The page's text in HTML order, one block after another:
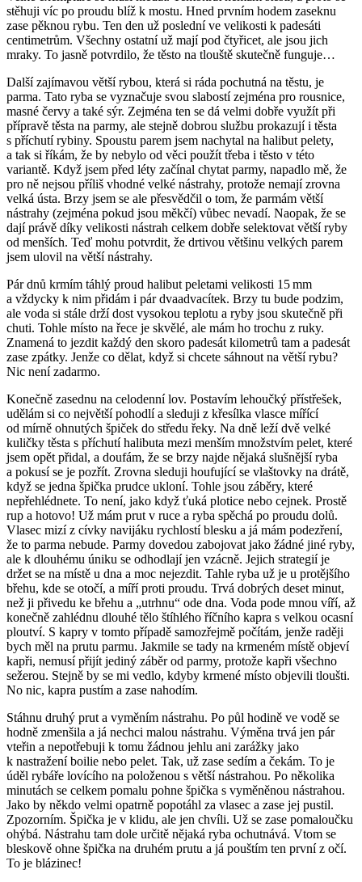
stěhuji víc po proudu blíž k mostu. Hned prvním hodem zaseknu
zase pěknou rybu. Ten den už poslední ve velikosti k padesáti
centimetrům. Všechny ostatní už mají pod čtyřicet, ale jsou jich
mraky. To jasně potvrdilo, že těsto na tlouště skutečně funguje…
Další zajímavou větší rybou, která si ráda pochutná na těstu, je
parma. Tato ryba se vyznačuje svou slabostí zejména pro rousnice,
masné červy a také sýr. Zejména ten se dá velmi dobře využít při
přípravě těsta na parmy, ale stejně dobrou službu prokazují i těsta
s příchutí rybiny. Spoustu parem jsem nachytal na halibut pelety,
a tak si říkám, že by nebylo od věci použít třeba i těsto v této
variantě. Když jsem před léty začínal chytat parmy, napadlo mě, že
pro ně nejsou příliš vhodné velké nástrahy, protože nemají zrovna
velká ústa. Brzy jsem se ale přesvědčil o tom, že parmám větší
nástrahy (zejména pokud jsou měkčí) vůbec nevadí. Naopak, že se
dají právě díky velikosti nástrah celkem dobře selektovat větší ryby
od menších. Teď mohu potvrdit, že drtivou většinu velkých parem
jsem ulovil na větší nástrahy.
Pár dnů krmím táhlý proud halibut peletami velikosti 15 mm
a vždycky k nim přidám i pár dvaadvacítek. Brzy tu bude podzim,
ale voda si stále drží dost vysokou teplotu a ryby jsou skutečně při
chuti. Tohle místo na řece je skvělé, ale mám ho trochu z ruky.
Znamená to jezdit každý den skoro padesát kilometrů tam a padesát
zase zpátky. Jenže co dělat, když si chcete sáhnout na větší rybu?
Nic není zadarmo.
Konečně zasednu na celodenní lov. Postavím lehoučký přístřešek,
udělám si co největší pohodlí a sleduji z křesílka vlasce mířící
od mírně ohnutých špiček do středu řeky. Na dně leží dvě velké
kuličky těsta s příchutí halibuta mezi menším množstvím pelet, které
jsem opět přidal, a doufám, že se brzy najde nějaká slušnější ryba
a pokusí se je pozřít. Zrovna sleduji houfující se vlaštovky na drátě,
když se jedna špička prudce ukloní. Tohle jsou záběry, které
nepřehlédnete. To není, jako když ťuká plotice nebo cejnek. Prostě
rup a hotovo! Už mám prut v ruce a ryba spěchá po proudu dolů.
Vlasec mizí z cívky navijáku rychlostí blesku a já mám podezření,
že to parma nebude. Parmy dovedou zabojovat jako žádné jiné ryby,
ale k dlouhému úniku se odhodlají jen vzácně. Jejich strategií je
držet se na místě u dna a moc nejezdit. Tahle ryba už je u protějšího
břehu, kde se otočí, a míří proti proudu. Trvá dobrých deset minut,
než ji přivedu ke břehu a „utrhnu“ ode dna. Voda pode mnou víří, až
konečně zahlédnu dlouhé tělo štíhlého říčního kapra s velkou ocasní
ploutví. S kapry v tomto případě samozřejmě počítám, jenže raději
bych měl na prutu parmu. Jakmile se tady na krmeném místě objeví
kapři, nemusí přijít jediný záběr od parmy, protože kapři všechno
sežerou. Stejně by se mi vedlo, kdyby krmené místo objevili tloušti.
No nic, kapra pustím a zase nahodím.
Stáhnu druhý prut a vyměním nástrahu. Po půl hodině ve vodě se
hodně zmenšila a já nechci malou nástrahu. Výměna trvá jen pár
vteřin a nepotřebuji k tomu žádnou jehlu ani zarážky jako
k nastražení boilie nebo pelet. Tak, už zase sedím a čekám. To je
úděl rybáře lovícího na položenou s větší nástrahou. Po několika
minutách se celkem pomalu pohne špička s vyměněnou nástrahou.
Jako by někdo velmi opatrně popotáhl za vlasec a zase jej pustil.
Zpozorním. Špička je v klidu, ale jen chvíli. Už se zase pomaloučku
ohýbá. Nástrahu tam dole určitě nějaká ryba ochutnává. Vtom se
bleskově ohne špička na druhém prutu a já pouštím ten první z očí.
To je blázinec!